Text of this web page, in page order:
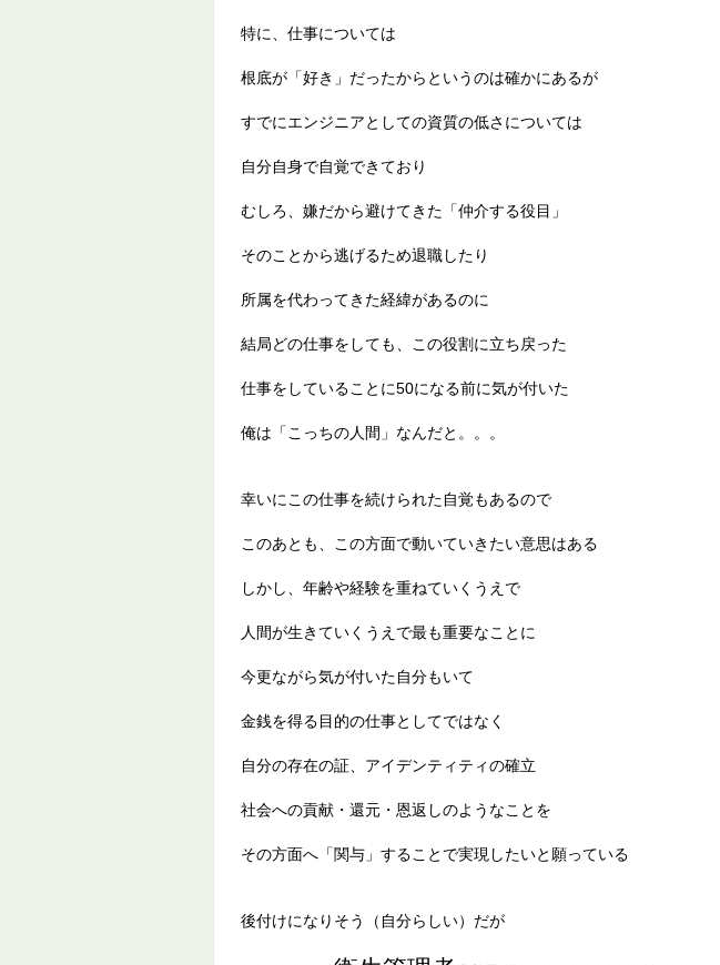
特に、仕事については
根底が「好き」だったからというのは確かにあるが
すでにエンジニアとしての資質の低さについては
自分自身で自覚できており
むしろ、嫌だから避けてきた「仲介する役目」
そのことから逃げるため退職したり
所属を代わってきた経緯があるのに
結局どの仕事をしても、この役割に立ち戻った
仕事をしていることに50になる前に気が付いた
俺は「こっちの人間」なんだと。。。
幸いにこの仕事を続けられた自覚もあるので
このあとも、この方面で動いていきたい意思はある
しかし、年齢や経験を重ねていくうえで
人間が生きていくうえで最も重要なことに
今更ながら気が付いた自分もいて
金銭を得る目的の仕事としてではなく
自分の存在の証、アイデンティティの確立
社会への貢献・還元・恩返しのようなことを
その方面へ「関与」することで実現したいと願っている
後付けになりそう（自分らしい）だが